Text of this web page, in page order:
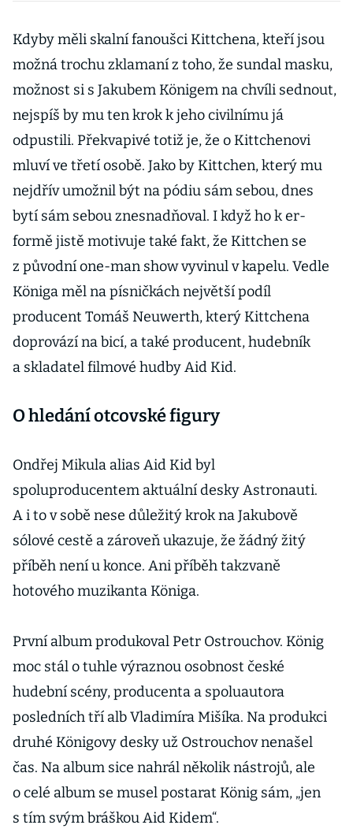
deskou roku
Kdyby měli skalní fanoušci Kittchena, kteří jsou
možná trochu zklamaní z toho, že sundal masku,
možnost si s Jakubem Königem na chvíli sednout,
nejspíš by mu ten krok k jeho civilnímu já
odpustili. Překvapivé totiž je, že o Kittchenovi
mluví ve třetí osobě. Jako by Kittchen, který mu
nejdřív umožnil být na pódiu sám sebou, dnes
bytí sám sebou znesnadňoval. I když ho k er-
formě jistě motivuje také fakt, že Kittchen se
z původní one-man show vyvinul v kapelu. Vedle
Königa měl na písničkách největší podíl
producent Tomáš Neuwerth, který Kittchena
doprovází na bicí, a také producent, hudebník
a skladatel filmové hudby Aid Kid.
O hledání otcovské figury
Ondřej Mikula alias Aid Kid byl
spoluproducentem aktuální desky Astronauti.
A i to v sobě nese důležitý krok na Jakubově
sólové cestě a zároveň ukazuje, že žádný žitý
příběh není u konce. Ani příběh takzvaně
hotového muzikanta Königa.
První album produkoval Petr Ostrouchov. König
moc stál o tuhle výraznou osobnost české
hudební scény, producenta a spoluautora
posledních tří alb Vladimíra Mišíka. Na produkci
druhé Königovy desky už Ostrouchov nenašel
čas. Na album sice nahrál několik nástrojů, ale
o celé album se musel postarat König sám, „jen
s tím svým bráškou Aid Kidem“.